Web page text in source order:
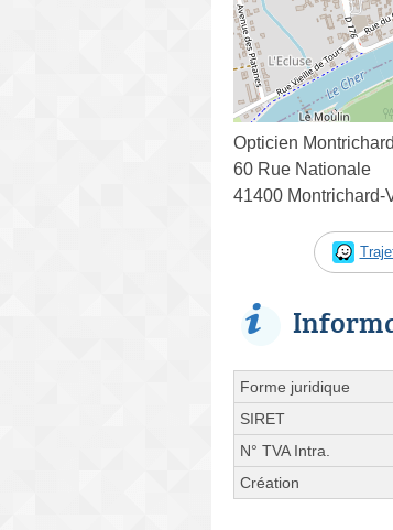
Opticien
60 Rue Nationale
41400 Montrichard-
Forme juridique
SIRET
N° TVA Intra.
Création